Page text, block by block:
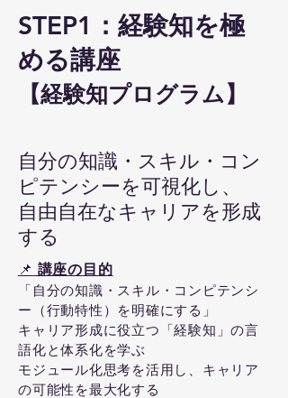
STEP1：経験知を極
める講座
【経験知プログラム】
自分の知識・スキル・コン
ピテンシーを可視化し、
自由自在なキャリアを形成
する
📌 講座の目的
「自分の知識・スキル・コンピテンシ
ー（行動特性）を明確にする」
キャリア形成に役立つ「経験知」の言
語化と体系化を学ぶ
モジュール化思考を活用し、キャリア
の可能性を最大化する